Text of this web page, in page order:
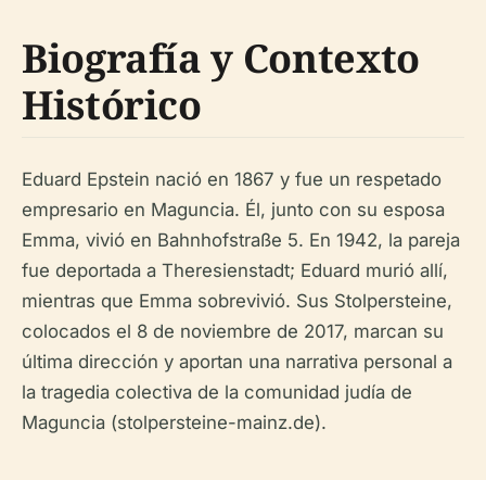
Biografía y Contexto
Histórico
Eduard Epstein nació en 1867 y fue un respetado
empresario en Maguncia. Él, junto con su esposa
Emma, vivió en Bahnhofstraße 5. En 1942, la pareja
fue deportada a Theresienstadt; Eduard murió allí,
mientras que Emma sobrevivió. Sus Stolpersteine,
colocados el 8 de noviembre de 2017, marcan su
última dirección y aportan una narrativa personal a
la tragedia colectiva de la comunidad judía de
Maguncia (stolpersteine-mainz.de).